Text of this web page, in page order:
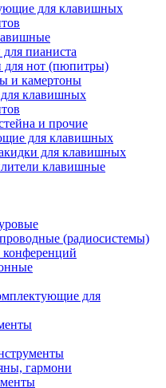
для клавишных
пианиста
для нот (пюпитры)
и камертоны
клавишных
и прочие
для клавишных
для клавишных
клавишные
(радиосистемы)
для
гармони